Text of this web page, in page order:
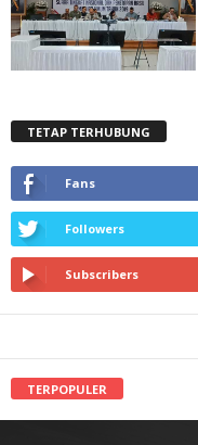
TETAP TERHUBUNG
Fans
Followers
Subscribers
TERPOPULER